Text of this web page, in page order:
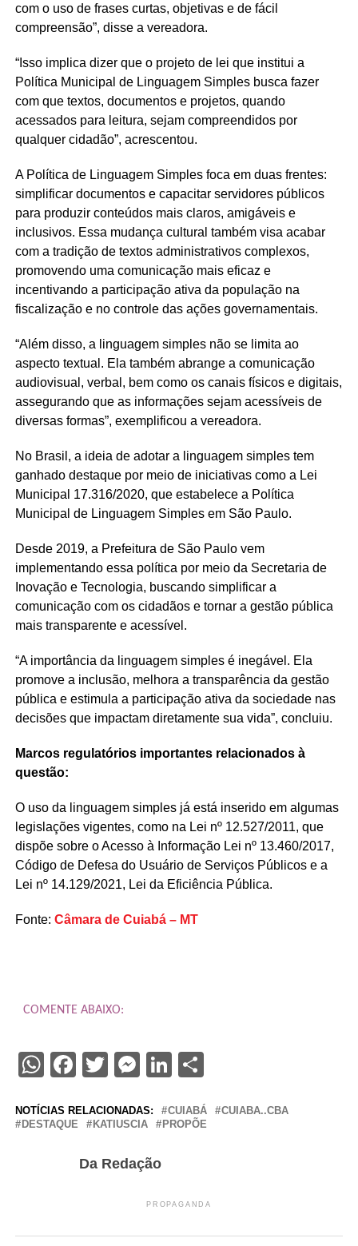
com o uso de frases curtas, objetivas e de fácil
compreensão”, disse a vereadora.
“Isso implica dizer que o projeto de lei que institui a
Política Municipal de Linguagem Simples busca fazer
com que textos, documentos e projetos, quando
acessados para leitura, sejam compreendidos por
qualquer cidadão”, acrescentou.
A Política de Linguagem Simples foca em duas frentes:
simplificar documentos e capacitar servidores públicos
para produzir conteúdos mais claros, amigáveis e
inclusivos. Essa mudança cultural também visa acabar
com a tradição de textos administrativos complexos,
promovendo uma comunicação mais eficaz e
incentivando a participação ativa da população na
fiscalização e no controle das ações governamentais.
“Além disso, a linguagem simples não se limita ao
aspecto textual. Ela também abrange a comunicação
audiovisual, verbal, bem como os canais físicos e digitais,
assegurando que as informações sejam acessíveis de
diversas formas”, exemplificou a vereadora.
No Brasil, a ideia de adotar a linguagem simples tem
ganhado destaque por meio de iniciativas como a Lei
Municipal 17.316/2020, que estabelece a Política
Municipal de Linguagem Simples em São Paulo.
Desde 2019, a Prefeitura de São Paulo vem
implementando essa política por meio da Secretaria de
Inovação e Tecnologia, buscando simplificar a
comunicação com os cidadãos e tornar a gestão pública
mais transparente e acessível.
“A importância da linguagem simples é inegável. Ela
promove a inclusão, melhora a transparência da gestão
pública e estimula a participação ativa da sociedade nas
decisões que impactam diretamente sua vida”, concluiu.
Marcos regulatórios importantes relacionados à
questão:
O uso da linguagem simples já está inserido em algumas
legislações vigentes, como na Lei nº 12.527/2011, que
dispõe sobre o Acesso à Informação Lei nº 13.460/2017,
Código de Defesa do Usuário de Serviços Públicos e a
Lei nº 14.129/2021, Lei da Eficiência Pública.
Fonte: Câmara de Cuiabá – MT
COMENTE ABAIXO:
WhatsApp
Facebook
Twitter
Messenger
LinkedIn
Share
NOTÍCIAS RELACIONADAS: CUIABÁ
CUIABA..CBA
DESTAQUE
KATIUSCIA PROPÕE
Da Redação
PROPAGANDA